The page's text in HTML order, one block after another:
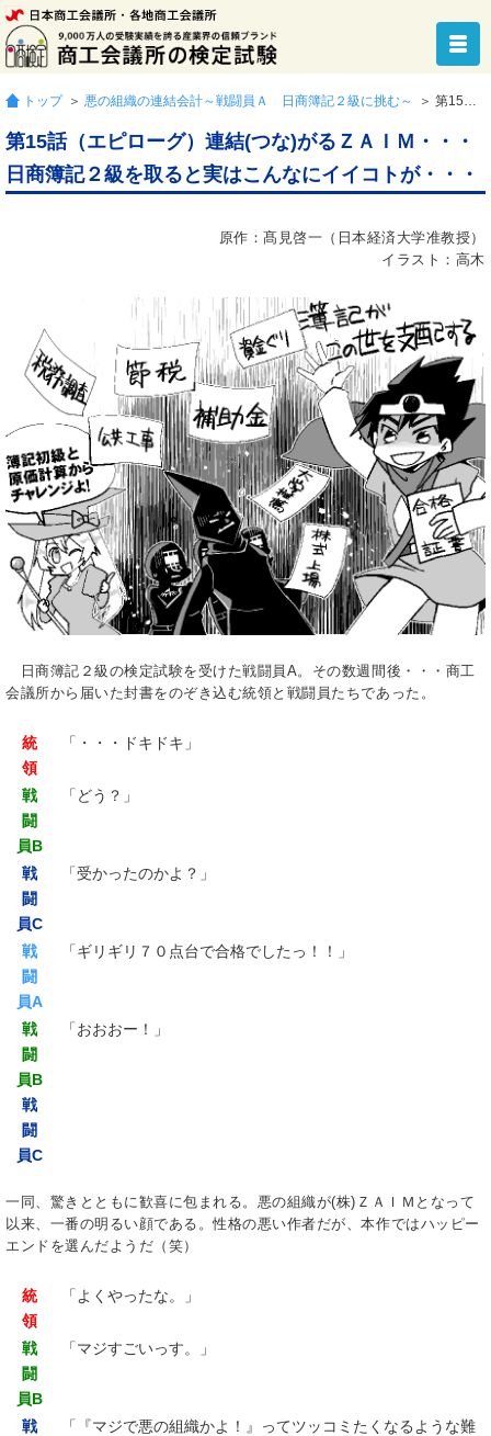
トップ ＞ 悪の組織の連結会計～戦闘員Ａ 日商簿記２級に挑む～ ＞ 第15話（エピローグ）連結(つな)がるＺＡＩＭ・・・日商簿記２級を取ると実はこんなにイイコトが・・・
第15話（エピローグ）連結(つな)がるＺＡＩＭ・・・
日商簿記２級を取ると実はこんなにイイコトが・・・
原作：髙見啓一（日本経済大学准教授）
イラスト：高木
日商簿記２級の検定試験を受けた戦闘員A。その数週間後・・・商工
会議所から届いた封書をのぞき込む統領と戦闘員たちであった。
統
領
「・・・ドキドキ」
戦
闘
員B
「どう？」
戦
闘
員C
「受かったのかよ？」
戦
闘
員A
「ギリギリ７０点台で合格でしたっ！！」
戦
闘
員B
戦
闘
員C
「おおおー！」
一同、驚きとともに歓喜に包まれる。悪の組織が(株)ＺＡＩＭとなって
以来、一番の明るい顔である。性格の悪い作者だが、本作ではハッピー
エンドを選んだようだ（笑）
統
領
「よくやったな。」
戦
闘
員B
「マジすごいっす。」
戦
「『マジで悪の組織かよ！』ってツッコミたくなるような難